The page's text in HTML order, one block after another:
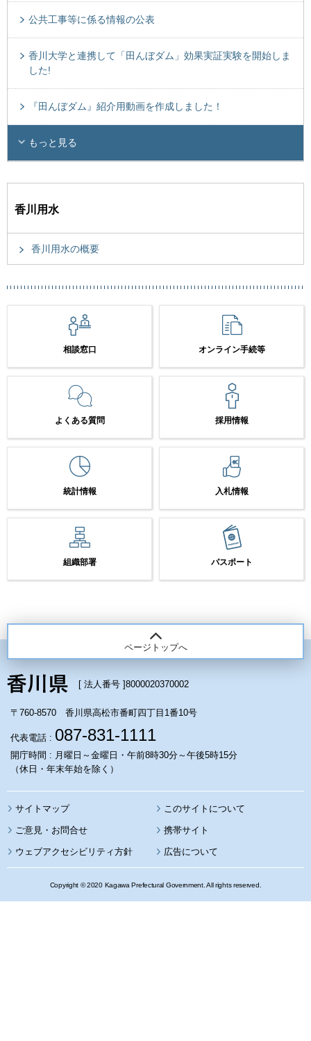
公共工事等に係る情報の公表
香川大学と連携して「田んぼダム」効果実証実験を開始しま
した!
『田んぼダム』紹介用動画を作成しました！
もっと見る
香川用水
香川用水の概要
相談窓口 オンライン手続等
よくある質問 採用情報
統計情報 入札情報
組織部署 パスポート
ページトップへ
[ 法人番号 ]8000020370002
〒760-8570 香川県高松市番町四丁目1番10号
代表電話 : 087-831-1111
開庁時間 : 月曜日～金曜日・午前8時30分～午後5時15分
（休日・年末年始を除く）
サイトマップ このサイトについて
携帯サイト
ウェブアクセシビリティ方針 広告について
Copyright © 2020 Kagawa Prefectural Government. All rights reserved.